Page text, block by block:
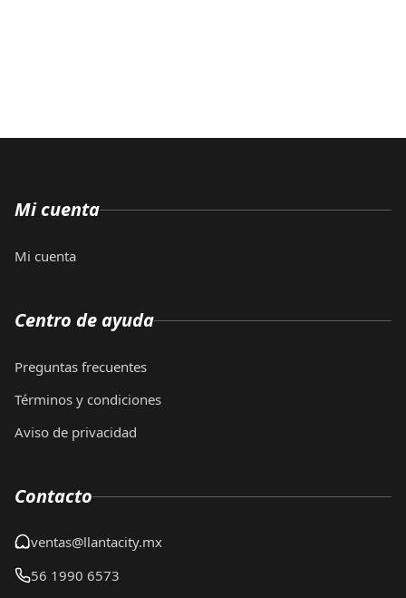
Mi cuenta
Mi cuenta
Centro de ayuda
Preguntas frecuentes
Términos y condiciones
Aviso de privacidad
Contacto
ventas@llantacity.mx
56 1990 6573